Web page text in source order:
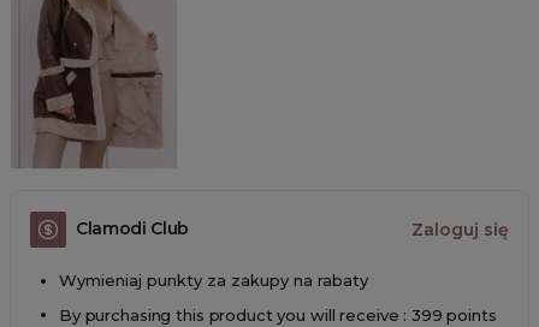
Clamodi Club Zaloguj się
Wymieniaj punkty za zakupy na rabaty
By purchasing this product you will receive : 399 points